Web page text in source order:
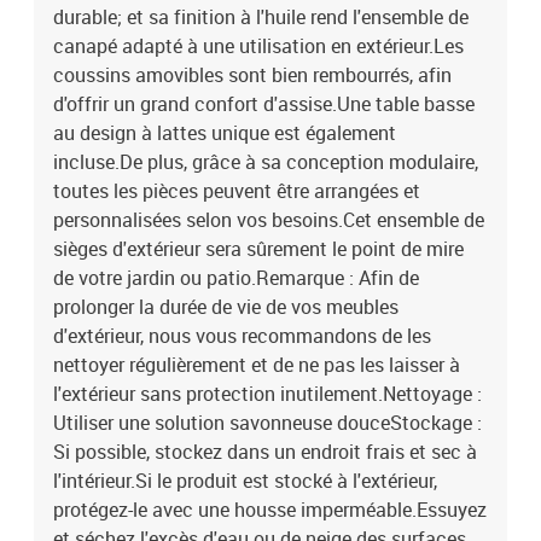
durable; et sa finition à l'huile rend l'ensemble de
canapé adapté à une utilisation en extérieur.Les
coussins amovibles sont bien rembourrés, afin
d'offrir un grand confort d'assise.Une table basse
au design à lattes unique est également
incluse.De plus, grâce à sa conception modulaire,
toutes les pièces peuvent être arrangées et
personnalisées selon vos besoins.Cet ensemble de
sièges d'extérieur sera sûrement le point de mire
de votre jardin ou patio.Remarque : Afin de
prolonger la durée de vie de vos meubles
d'extérieur, nous vous recommandons de les
nettoyer régulièrement et de ne pas les laisser à
l'extérieur sans protection inutilement.Nettoyage :
Utiliser une solution savonneuse douceStockage :
Si possible, stockez dans un endroit frais et sec à
l'intérieur.Si le produit est stocké à l'extérieur,
protégez-le avec une housse imperméable.Essuyez